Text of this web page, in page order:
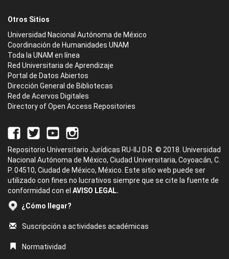
Otros Sitios
Universidad Nacional Autónoma de México
Coordinación de Humanidades UNAM
Toda la UNAM en línea
Red Universitaria de Aprendizaje
Portal de Datos Abiertos
Dirección General de Bibliotecas
Red de Acervos Digitales
Directory of Open Access Repositories
Repositorio Universitario Jurídicas RU-IIJ D.R. © 2018. Universidad
Nacional Autónoma de México, Ciudad Universitaria, Coyoacán, C.
P. 04510, Ciudad de México, México. Este sitio web puede ser
utilizado con fines no lucrativos siempre que se cite la fuente de
conformidad con el AVISO LEGAL.
¿Cómo llegar?
Suscripción a actividades académicas
Normatividad